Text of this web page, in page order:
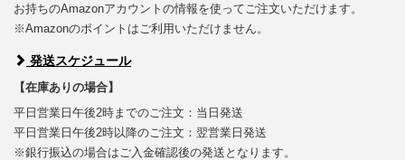
お持ちのAmazonアカウントの情報を使ってご注文いただけます。
※Amazonのポイントはご利用いただけません。
発送スケジュール
【在庫ありの場合】
平日営業日午後2時までのご注文：当日発送
平日営業日午後2時以降のご注文：翌営業日発送
※銀行振込の場合はご入金確認後の発送となります。